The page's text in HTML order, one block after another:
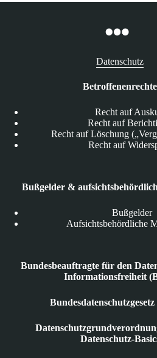
Datenschutz
Betroffenenrechte
Recht auf
Recht auf
Recht auf Löschung
Recht auf
Bußgelder &
Bußgelder
Aufsichtsbehördliche
Bundesbeauftragte für den
Informationsfreiheit
Datenschutz-